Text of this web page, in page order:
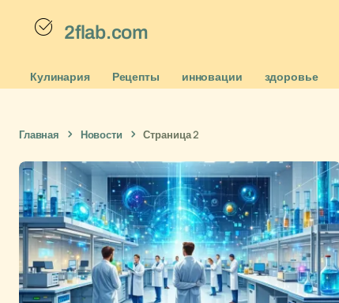
2flab.com
Кулинария Рецепты инновации здоровье
Главная Новости Страница 2